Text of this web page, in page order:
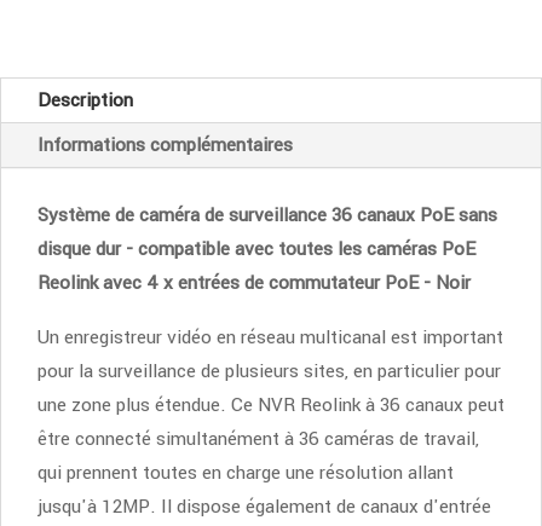
NVR
Description
Informations complémentaires
Système de caméra de surveillance 36 canaux PoE sans
disque dur - compatible avec toutes les caméras PoE
Reolink avec 4 x entrées de commutateur PoE - Noir
Un enregistreur vidéo en réseau multicanal est important
pour la surveillance de plusieurs sites, en particulier pour
une zone plus étendue. Ce NVR Reolink à 36 canaux peut
être connecté simultanément à 36 caméras de travail,
qui prennent toutes en charge une résolution allant
jusqu'à 12MP. Il dispose également de canaux d'entrée